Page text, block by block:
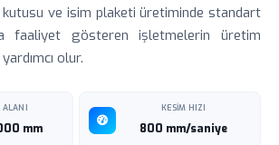
kutusu ve isim plaketi üretiminde standart
faaliyet gösteren işletmelerin üretim
olur.
ALANI
mm
KESIM HIZI
800 mm/saniye